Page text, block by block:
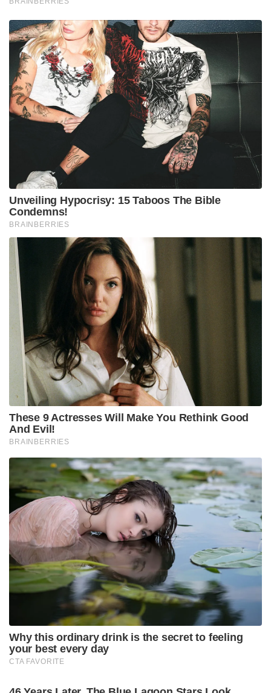
Unveiling Hypocrisy: 15 Taboos The Bible
Condemns!
BRAINBERRIES
These 9 Actresses Will Make You Rethink Good
And Evil!
BRAINBERRIES
Why this ordinary drink is the secret to feeling
your best every day
CTA FAVORITE